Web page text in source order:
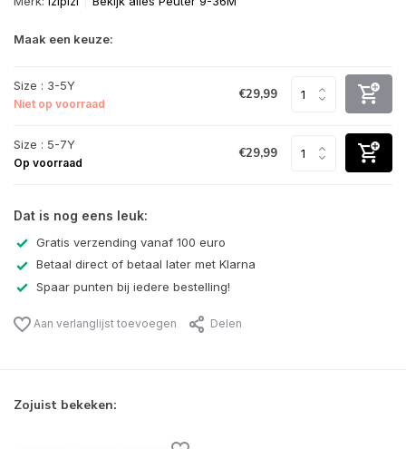
Maak een keuze:
Size : 3-5Y
Niet op voorraad
€29,99
Size : 5-7Y
Op voorraad
€29,99
Dat is nog eens leuk:
Gratis verzending vanaf 100 euro
Betaal direct of betaal later met Klarna
Spaar punten bij iedere bestelling!
Aan verlanglijst toevoegen Delen
Zojuist bekeken: